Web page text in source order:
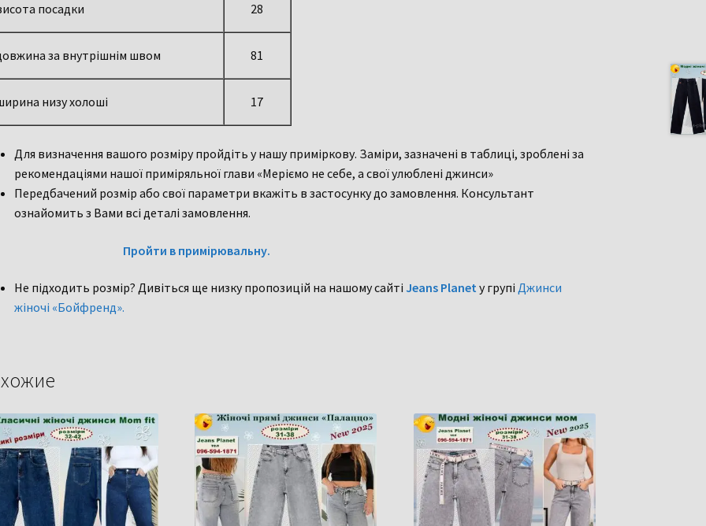
посадки 28
за внутрішнім швом 81
низу холоші 17
Для визначення вашого розміру пройдіть у нашу приміркову. Заміри, зазначені в таблиці, зроблені за
рекомендаціями нашої приміряльної глави «Меріємо не себе, а свої улюблені джинси»
Передбачений розмір або свої параметри вкажіть в застосунку до замовлення. Консультант
ознайомить з Вами всі деталі замовлення.
Пройти в примірювальну.
Не підходить розмір? Дивіться ще низку пропозицій на нашому сайті Jeans Planet у групі Джинси
жіночі «Бойфренд».